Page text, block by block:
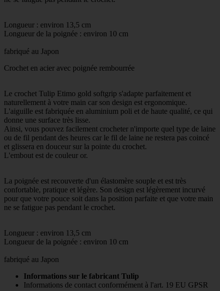
Longueur : environ 13,5 cm
Longueur de la poignée : environ 10 cm
fabriqué au Japon
Crochet en acier avec poignée rembourrée
Le crochet Tulip Etimo gold softgrip s'adapte parfaitement et
naturellement à votre main car son design est ergonomique.
L'aiguille est fabriquée en aluminium poli et de haute qualité, ce qui
donne une surface très lisse.
Ainsi, vous pouvez facilement crocheter n'importe quel type de laine
ou de fil pendant des heures car le fil de laine ne restera pas coincé
et glissera en douceur sur la pointe du crochet.
L'embout est de couleur or.
La poignée est recouverte d'un élastomère souple et est très
confortable, pratique et légère. Son design est légèrement incurvé
pour que votre pouce soit dans la position parfaite et que votre main
ne se fatigue pas pendant le crochet.
Longueur : environ 13,5 cm
Longueur de la poignée : environ 10 cm
fabriqué au Japon
Informations sur le fabricant Tulip
Informations de contact conformément à l'art. 19 EU GPSR